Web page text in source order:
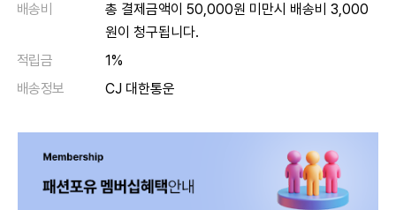
배송비
총 결제금액이 50,000원 미만시 배송비 3,000
원이 청구됩니다.
적립금
1%
배송정보
CJ 대한통운